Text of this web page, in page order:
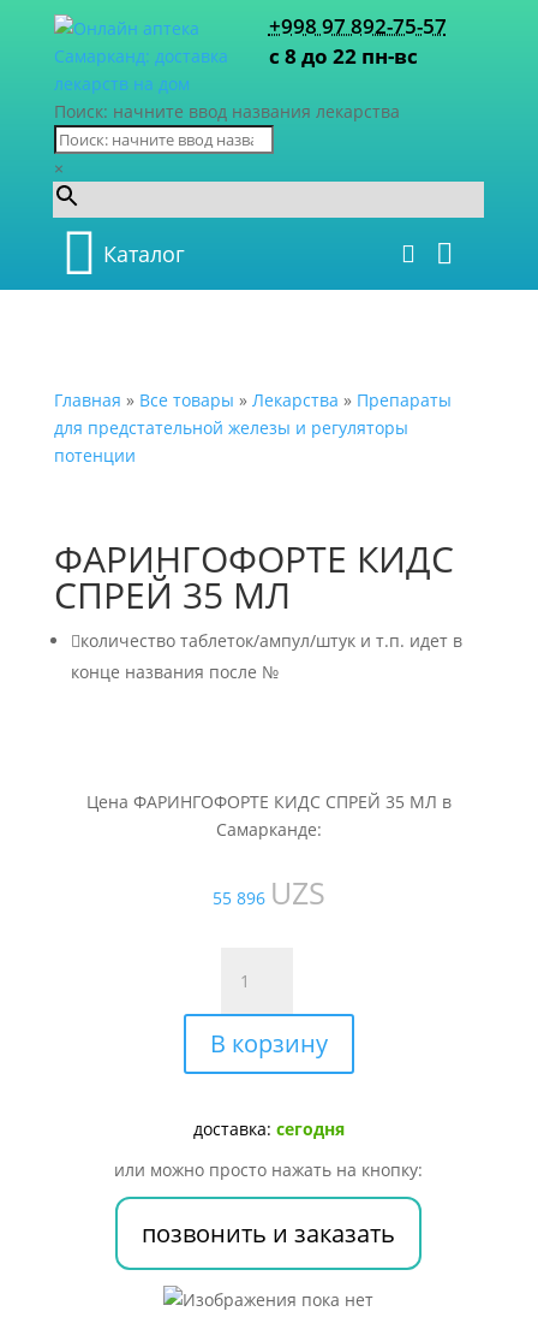
+998 97 892-75-57
с 8 до 22 пн-вс
Поиск: начните ввод названия лекарства
×
Каталог
Главная » Все товары » Лекарства » Препараты
для предстательной железы и регуляторы
потенции
ФАРИНГОФОРТЕ КИДС
СПРЕЙ 35 МЛ
количество таблеток/ампул/штук и т.п. идет в
конце названия после №
Цена ФАРИНГОФОРТЕ КИДС СПРЕЙ 35 МЛ в
Самарканде:
55 896 UZS
товара
ФАРИНГОФОРТЕ
КИДС
СПРЕЙ
МЛ
В корзину
доставка: сегодня
или можно просто нажать на кнопку:
позвонить и заказать